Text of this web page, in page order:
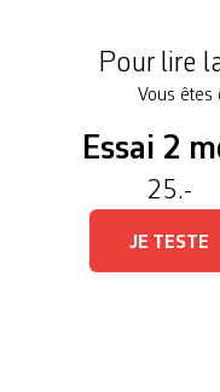
Pour lire
Vous êtes
Essai 2
25.-
JE TESTE